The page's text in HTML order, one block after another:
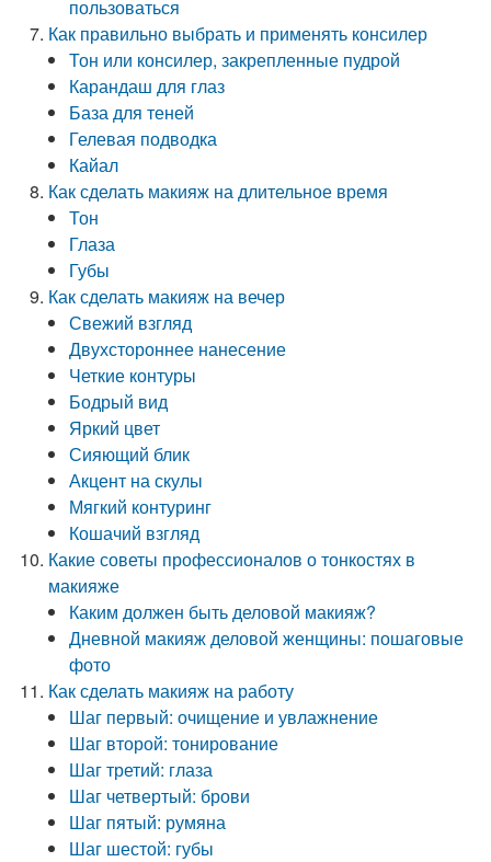
пользоваться
Как правильно выбрать и применять консилер
Тон или консилер, закрепленные пудрой
Карандаш для глаз
База для теней
Гелевая подводка
Кайал
Как сделать макияж на длительное время
Тон
Глаза
Губы
Как сделать макияж на вечер
Свежий взгляд
Двухстороннее нанесение
Четкие контуры
Бодрый вид
Яркий цвет
Сияющий блик
Акцент на скулы
Мягкий контуринг
Кошачий взгляд
Какие советы профессионалов о тонкостях в
макияже
Каким должен быть деловой макияж?
Дневной макияж деловой женщины: пошаговые
фото
Как сделать макияж на работу
Шаг первый: очищение и увлажнение
Шаг второй: тонирование
Шаг третий: глаза
Шаг четвертый: брови
Шаг пятый: румяна
Шаг шестой: губы